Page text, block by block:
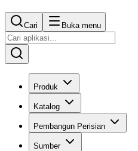
Cari Buka menu
Produk
Katalog
Pembangun Perisian
Sumber